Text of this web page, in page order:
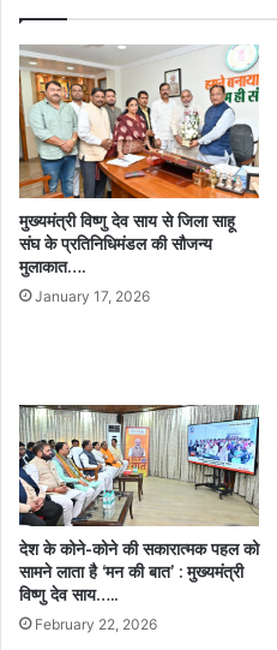
मुख्यमंत्री विष्णु देव साय से जिला साहू
संघ के प्रतिनिधिमंडल की सौजन्य
मुलाकात….
January 17, 2026
देश के कोने-कोने की सकारात्मक पहल को
सामने लाता है ‘मन की बात’ : मुख्यमंत्री
विष्णु देव साय…..
February 22, 2026